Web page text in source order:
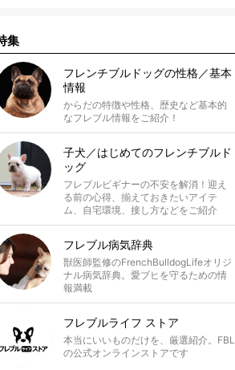
集
フレンチブルドッグの性格／基本
情報
からだの特徴や性格、歴史など基本的
なフレブル情報をご紹介！
子犬／はじめてのフレンチブルド
ッグ
フレブルビギナーの不安を解消！迎え
る前の心得、揃えておきたいアイテ
ム、自宅環境、接し方などをご紹介
フレブル病気辞典
獣医師監修のFrenchBulldogLifeオリジ
ナル病気辞典。愛ブヒを守るための情
報満載
フレブルライフ ストア
本当にいいものだけを、厳選紹介。FBL
の公式オンラインストアです